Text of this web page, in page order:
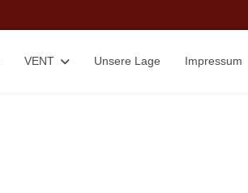
VENT Unsere Lage Impressum